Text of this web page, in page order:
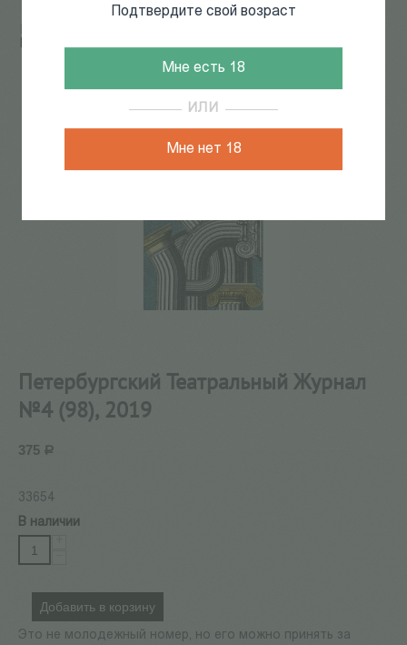
Подтвердите свой возраст
Мне есть 18
ИЛИ
Мне нет 18
Петербургский Театральный Журнал №4 (98), 2019
8 из 8
Петербургский Театральный Журнал
№4 (98), 2019
375 Р
33654
В наличии
Добавить в корзину
Это не молодежный номер, но его можно принять за